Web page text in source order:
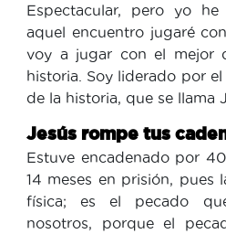
Espectacular, pero yo
aquel encuentro jugaré
voy a jugar con el mejor
historia. Soy liderado por
de la historia, que se llama
Jesús rompe tus
Estuve encadenado por
14 meses en prisión, pues
física; es el pecado
nosotros, porque el